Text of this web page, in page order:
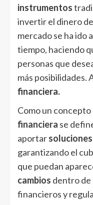
instrumentos
invertir el dinero
mercado se ha ido
tiempo, haciendo
personas que
más posibilidades.
financiera.
Como un concepto
financiera se
aportar
garantizando el
que puedan
cambios dentro de
financieros y